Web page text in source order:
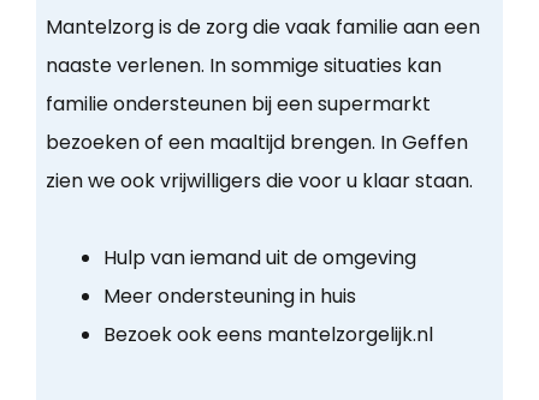
Mantelzorg is de zorg die vaak familie aan een
naaste verlenen. In sommige situaties kan
familie ondersteunen bij een supermarkt
bezoeken of een maaltijd brengen. In Geffen
zien we ook vrijwilligers die voor u klaar staan.
Hulp van iemand uit de omgeving
Meer ondersteuning in huis
Bezoek ook eens mantelzorgelijk.nl